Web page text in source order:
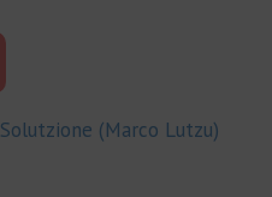
Solutzione (Marco Lutzu)